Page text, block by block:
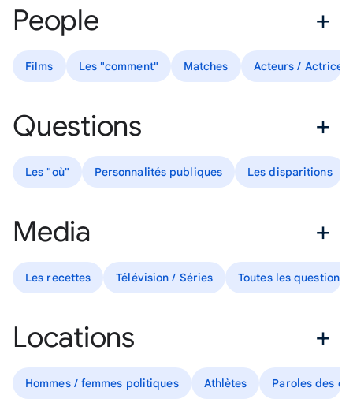
People
Films Les "comment" Matches Acteurs / Actrices
Questions
Les "où" Personnalités publiques Les disparitions
Media
Les recettes Télévision / Séries Toutes les questions
Locations
Hommes / femmes politiques Athlètes Paroles des